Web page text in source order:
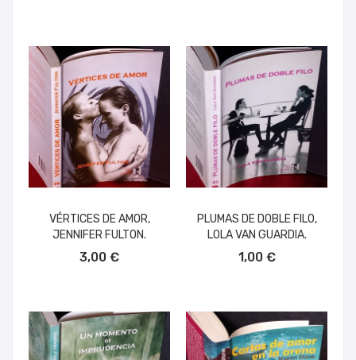
VÉRTICES DE AMOR,
JENNIFER FULTON.
3,00 €
PLUMAS DE DOBLE FILO,
LOLA VAN GUARDIA.
1,00 €